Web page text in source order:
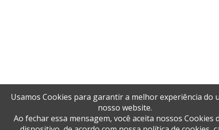
Usamos Cookies para garantir a melhor experiência do
nosso website.
Ao fechar essa mensagem, você aceita nossos Cookies